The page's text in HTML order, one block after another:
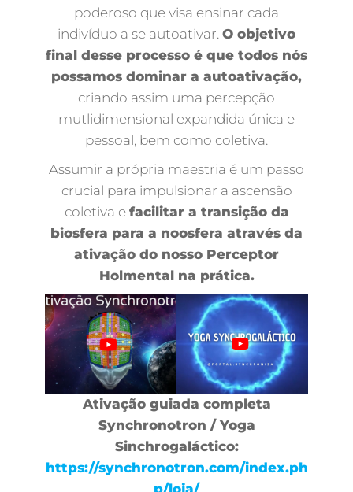
poderoso que visa ensinar cada
indivíduo a se autoativar. O objetivo
final desse processo é que todos nós
possamos dominar a autoativação,
criando assim uma percepção
mutlidimensional expandida única e
pessoal, bem como coletiva.
Assumir a própria maestria é um passo
crucial para impulsionar a ascensão
coletiva e facilitar a transição da
biosfera para a noosfera através da
ativação do nosso Perceptor
Holmental na prática.
Ativação guiada completa
Synchronotron / Yoga
Sinchrogaláctico:
https://synchronotron.com/index.ph